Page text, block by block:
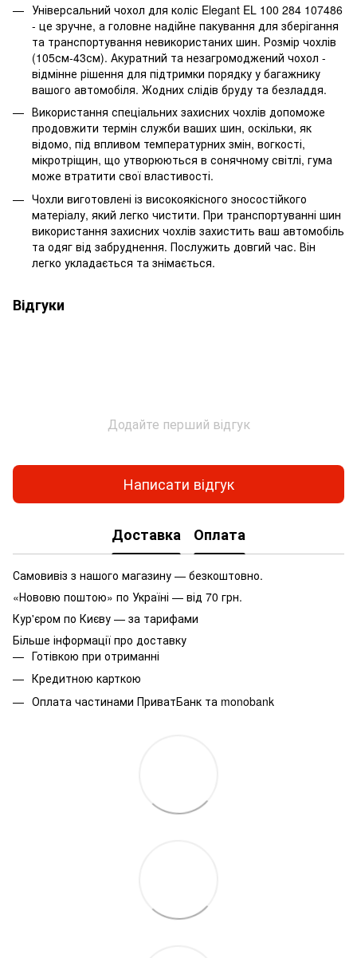
Універсальний чохол для коліс Elegant EL 100 284 107486
- це зручне, а головне надійне пакування для зберігання
та транспортування невикористаних шин. Розмір чохлів
(105см-43см). Акуратний та незагромоджений чохол -
відмінне рішення для підтримки порядку у багажнику
вашого автомобіля. Жодних слідів бруду та безладдя.
Використання спеціальних захисних чохлів допоможе
продовжити термін служби ваших шин, оскільки, як
відомо, під впливом температурних змін, вогкості,
мікротріщин, що утворюються в сонячному світлі, гума
може втратити свої властивості.
Чохли виготовлені із високоякісного зносостійкого
матеріалу, який легко чистити. При транспортуванні шин
використання захисних чохлів захистить ваш автомобіль
та одяг від забруднення. Послужить довгий час. Він
легко укладається та знімається.
Відгуки
Додайте перший відгук
Написати відгук
Доставка Оплата
Самовивіз з нашого магазину — безкоштовно.
«Нововю поштою» по Україні — від 70 грн.
Кур'єром по Києву — за тарифами
Більше інформації про доставку
Готівкою при отриманні
Кредитною карткою
Оплата частинами ПриватБанк та monobank